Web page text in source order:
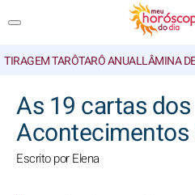
TIRAGEM TARÔTARÔ ANUALLÂMINA
As 19 cartas dos
Acontecimentos
Escrito por Elena